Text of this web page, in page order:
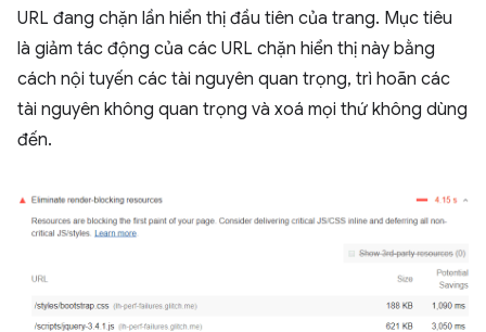
URL đang chặn lần hiển thị đầu tiên của trang. Mục tiêu
là giảm tác động của các URL chặn hiển thị này bằng
cách nội tuyến các tài nguyên quan trọng, trì hoãn các
tài nguyên không quan trọng và xoá mọi thứ không dùng
đến.